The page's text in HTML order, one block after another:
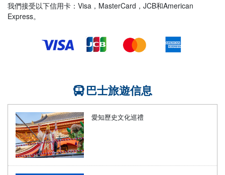
我們接受以下信用卡：Visa，MasterCard，JCB和American
Express。
巴士旅遊信息
愛知歷史文化巡禮